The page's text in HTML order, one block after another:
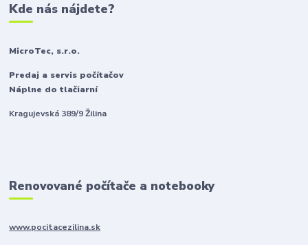
Kde nás nájdete?
MicroTec, s.r.o.
Predaj a servis počítačov
Náplne do tlačiarní
Kragujevská 389/9 Žilina
Renovované počítače a notebooky
www.pocitacezilina.sk